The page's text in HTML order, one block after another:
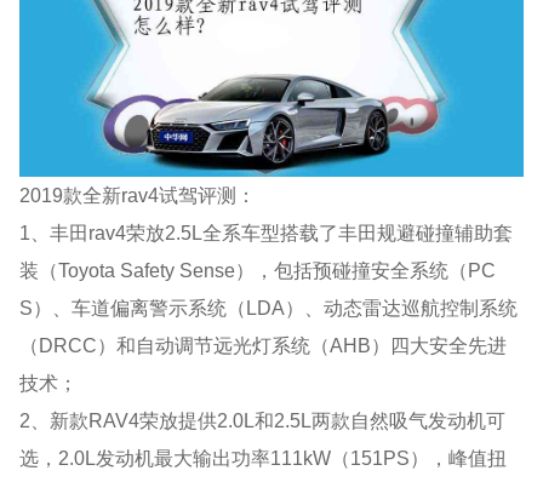
2019款全新rav4试驾评测：
1、丰田rav4荣放2.5L全系车型搭载了丰田规避碰撞辅助套
装（Toyota Safety Sense），包括预碰撞安全系统（PC
S）、车道偏离警示系统（LDA）、动态雷达巡航控制系统
（DRCC）和自动调节远光灯系统（AHB）四大安全先进
技术；
2、新款RAV4荣放提供2.0L和2.5L两款自然吸气发动机可
选，2.0L发动机最大输出功率111kW（151PS），峰值扭